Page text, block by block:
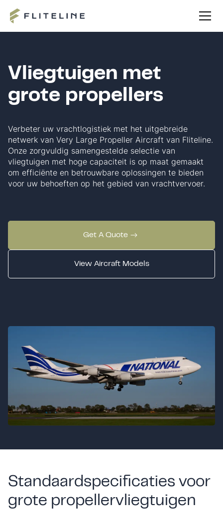
Vliegtuigen met
grote propellers
Verbeter uw vrachtlogistiek met het uitgebreide
netwerk van Very Large Propeller Aircraft van Fliteline.
Onze zorgvuldig samengestelde selectie van
vliegtuigen met hoge capaciteit is op maat gemaakt
om efficiënte en betrouwbare oplossingen te bieden
voor uw behoeften op het gebied van vrachtvervoer.
Get A Quote
View Aircraft Models
Standaardspecificaties voor
grote propellervliegtuigen